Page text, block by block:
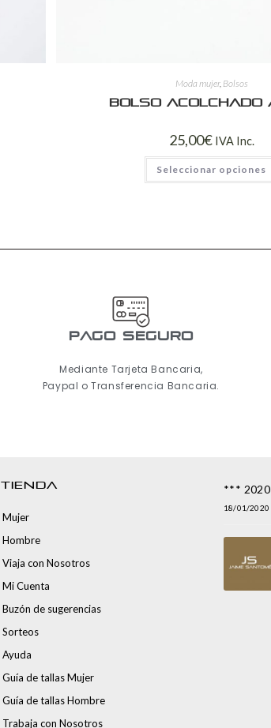
Moda mujer, Bolsos
Bolso acolchado
25,00€ IVA Inc.
Seleccionar opciones
pago seguro
Mediante Tarjeta Bancaria,
Paypal o Transferencia Bancaria.
TIENDA
Mujer
Hombre
Viaja con Nosotros
Mi Cuenta
Buzón de sugerencias
Sorteos
Ayuda
Guía de tallas Mujer
Guía de tallas Hombre
Trabaja con Nosotros
*** 2020
18/01/2020